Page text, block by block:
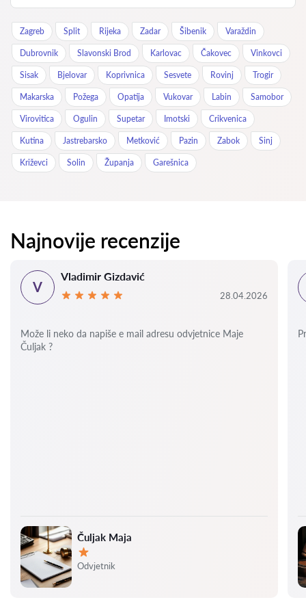
Zagreb Split Rijeka Zadar Šibenik Varaždin
Dubrovnik Slavonski Brod Karlovac Čakovec Vinkovci
Sisak Bjelovar Koprivnica Sesvete Rovinj Trogir
Makarska Požega Opatija Vukovar Labin Samobor
Virovitica Ogulin Supetar Imotski Crikvenica
Kutina Jastrebarsko Metković Pazin Zabok Sinj
Križevci Solin Županja Garešnica
Najnovije recenzije
Čuljak Maja
Ocjena:
Odvjetnik
V
Vladimir Gizdavić
28.04.2026
Može li neko da napiše e mail adresu odvjetnice Maje
Čuljak ?